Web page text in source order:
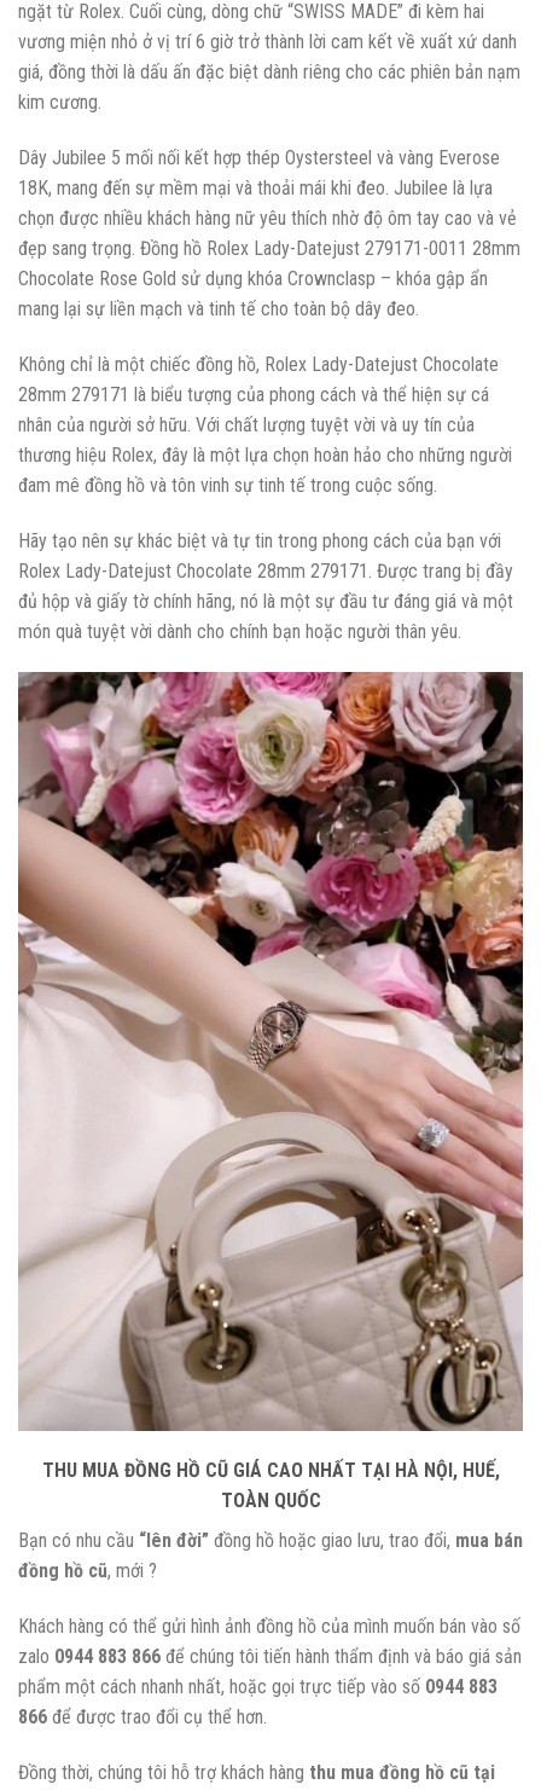
ngặt từ Rolex. Cuối cùng, dòng chữ “SWISS MADE” đi kèm hai
vương miện nhỏ ở vị trí 6 giờ trở thành lời cam kết về xuất xứ danh
giá, đồng thời là dấu ấn đặc biệt dành riêng cho các phiên bản nạm
kim cương.
Dây Jubilee 5 mối nối kết hợp thép Oystersteel và vàng Everose
18K, mang đến sự mềm mại và thoải mái khi đeo. Jubilee là lựa
chọn được nhiều khách hàng nữ yêu thích nhờ độ ôm tay cao và vẻ
đẹp sang trọng. Đồng hồ Rolex Lady-Datejust 279171-0011 28mm
Chocolate Rose Gold sử dụng khóa Crownclasp – khóa gập ẩn
mang lại sự liền mạch và tinh tế cho toàn bộ dây đeo.
Không chỉ là một chiếc đồng hồ, Rolex Lady-Datejust Chocolate
28mm 279171 là biểu tượng của phong cách và thể hiện sự cá
nhân của người sở hữu. Với chất lượng tuyệt vời và uy tín của
thương hiệu Rolex, đây là một lựa chọn hoàn hảo cho những người
đam mê đồng hồ và tôn vinh sự tinh tế trong cuộc sống.
Hãy tạo nên sự khác biệt và tự tin trong phong cách của bạn với
Rolex Lady-Datejust Chocolate 28mm 279171. Được trang bị đầy
đủ hộp và giấy tờ chính hãng, nó là một sự đầu tư đáng giá và một
món quà tuyệt vời dành cho chính bạn hoặc người thân yêu.
THU MUA ĐỒNG HỒ CŨ GIÁ CAO NHẤT TẠI HÀ NỘI, HUẾ,
TOÀN QUỐC
Bạn có nhu cầu “lên đời” đồng hồ hoặc giao lưu, trao đổi, mua bán
đồng hồ cũ, mới ?
Khách hàng có thể gửi hình ảnh đồng hồ của mình muốn bán vào số
zalo 0944 883 866 để chúng tôi tiến hành thẩm định và báo giá sản
phẩm một cách nhanh nhất, hoặc gọi trực tiếp vào số 0944 883
866 để được trao đổi cụ thể hơn.
Đồng thời, chúng tôi hỗ trợ khách hàng thu mua đồng hồ cũ tại